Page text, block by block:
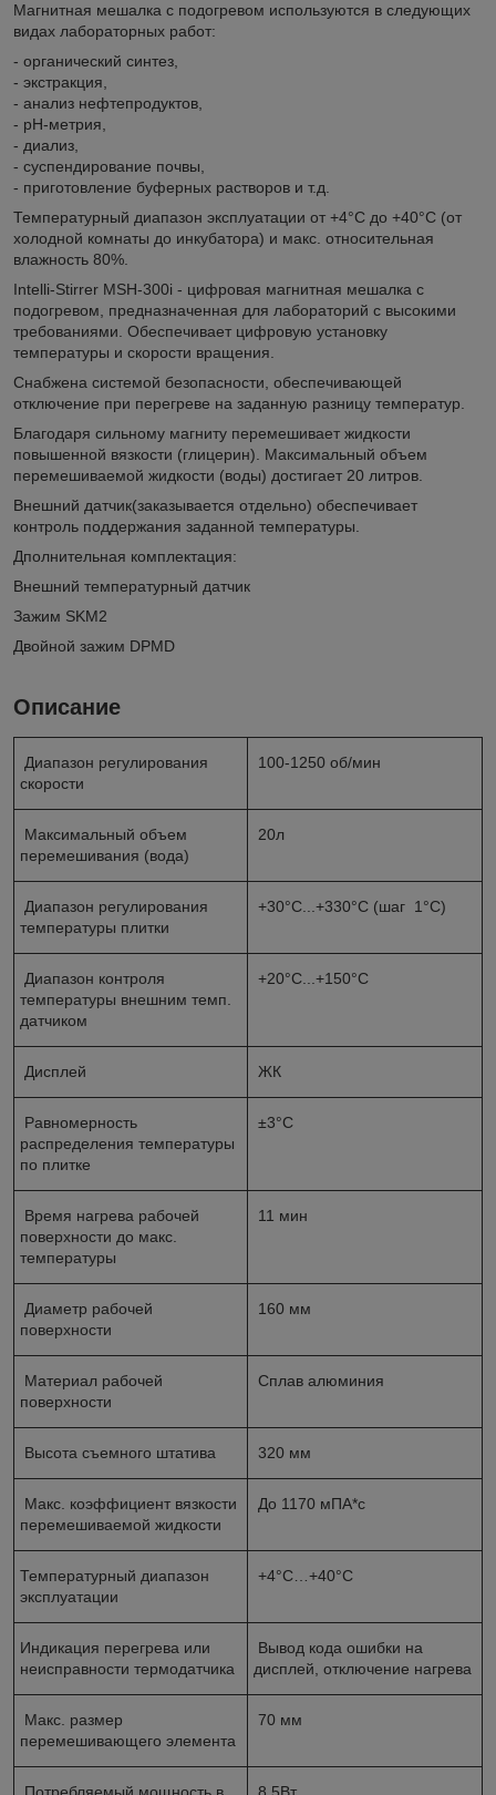
Магнитная мешалка с подогревом используются в следующих
видах лабораторных работ:
- органический синтез,
- экстракция,
- анализ нефтепродуктов,
- pH-метрия,
- диализ,
- суспендирование почвы,
- приготовление буферных растворов и т.д.
Температурный диапазон эксплуатации от +4°С до +40°С (от
холодной комнаты до инкубатора) и макс. относительная
влажность 80%.
Intelli-Stirrer MSH-300i - цифровая магнитная мешалка с
подогревом, предназначенная для лабораторий с высокими
требованиями. Обеспечивает цифровую установку
температуры и скорости вращения.
Снабжена системой безопасности, обеспечивающей
отключение при перегреве на заданную разницу температур.
Благодаря сильному магниту перемешивает жидкости
повышенной вязкости (глицерин). Максимальный объем
перемешиваемой жидкости (воды) достигает 20 литров.
Внешний датчик(заказывается отдельно) обеспечивает
контроль поддержания заданной температуры.
Дполнительная комплектация:
Внешний температурный датчик
Зажим SKM2
Двойной зажим DPMD
Описание
Диапазон регулирования
скорости
100-1250 об/мин
Максимальный объем
перемешивания (вода)
20л
Диапазон регулирования
температуры плитки
+30°C...+330°C (шаг 1°C)
Диапазон контроля
температуры внешним темп.
датчиком
+20°C...+150°C
Дисплей ЖК
Равномерность
распределения температуры
по плитке
±3°C
Время нагрева рабочей
поверхности до макс.
температуры
11 мин
Диаметр рабочей
поверхности
160 мм
Материал рабочей
поверхности
Сплав алюминия
Высота съемного штатива 320 мм
Макс. коэффициент вязкости
перемешиваемой жидкости
До 1170 мПА*с
Температурный диапазон
эксплуатации
+4°C…+40°C
Индикация перегрева или
неисправности термодатчика
Вывод кода ошибки на
дисплей, отключение нагрева
Макс. размер
перемешивающего элемента
70 мм